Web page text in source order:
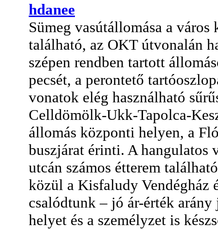
hdanee
Sümeg vasútállomása a
található, az OKT útvonalán
szépen rendben tartott
pecsét, a perontető
vonatok elég használható
Celldömölk-Ukk-Tapolca-
állomás központi helyen, a
buszjárat érinti. A hangulatos
utcán számos étterem
közül a Kisfaludy Vendégház
csalódtunk – jó ár-érték
helyet és a személyzet is